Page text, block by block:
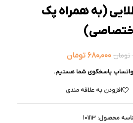
(به همراه پک
تومان ۶۸۰,۰۰۰ تومان
واتساپ پاسخگوی شما هستیم.
افزودن به علاقه مندی
محصول: 101113